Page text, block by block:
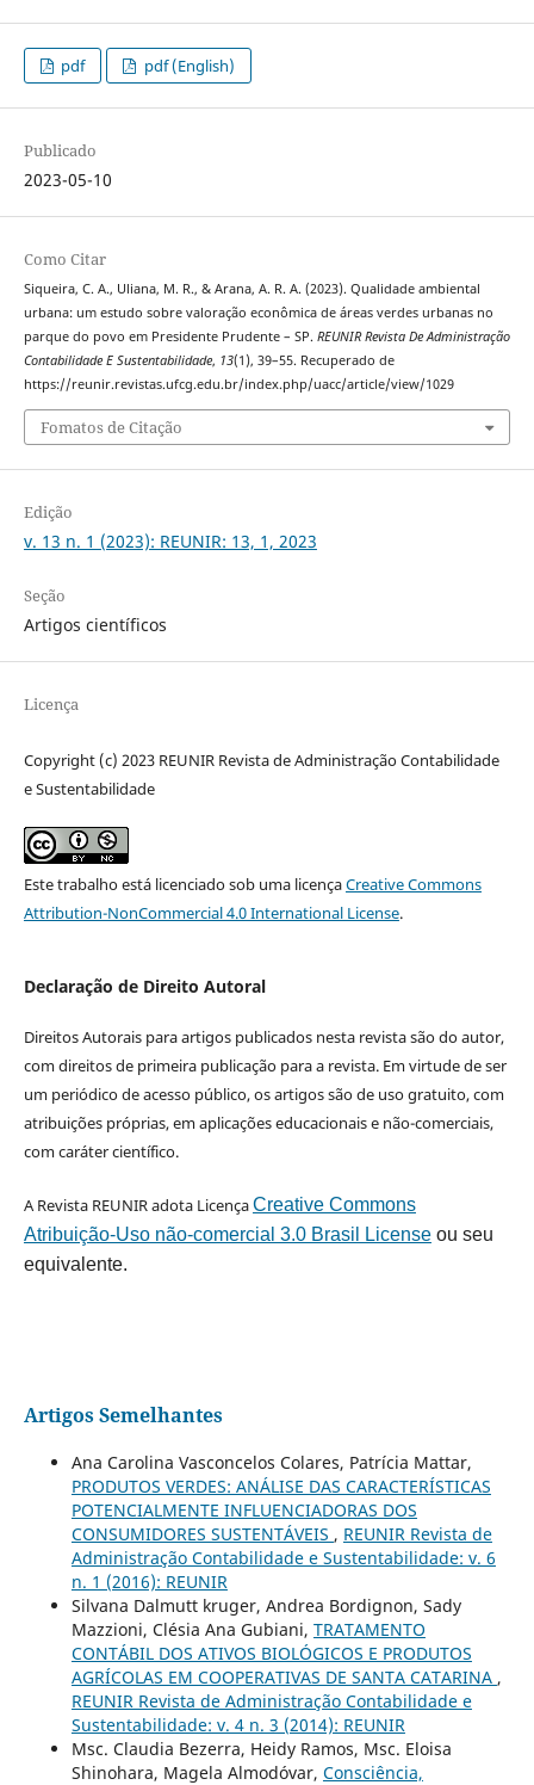
pdf pdf (English)
Publicado
2023-05-10
Como Citar
Siqueira, C. A., Uliana, M. R., & Arana, A. R. A. (2023). Qualidade ambiental
urbana: um estudo sobre valoração econômica de áreas verdes urbanas no
parque do povo em Presidente Prudente – SP. REUNIR Revista De Administração
Contabilidade E Sustentabilidade, 13(1), 39–55. Recuperado de
https://reunir.revistas.ufcg.edu.br/index.php/uacc/article/view/1029
Fomatos de Citação
Edição
v. 13 n. 1 (2023): REUNIR: 13, 1, 2023
Seção
Artigos científicos
Licença
Copyright (c) 2023 REUNIR Revista de Administração Contabilidade
e Sustentabilidade
Este trabalho está licenciado sob uma licençaCreative Commons
Attribution-NonCommercial 4.0 International License.
Declaração de Direito Autoral
Direitos Autorais para artigos publicados nesta revista são do autor,
com direitos de primeira publicação para a revista. Em virtude de ser
um periódico de acesso público, os artigos são de uso gratuito, com
atribuições próprias, em aplicações educacionais e não-comerciais,
com caráter científico.
A Revista REUNIR adota LicençaCreative Commons
Atribuição-Uso não-comercial 3.0 Brasil Licenseou seu
equivalente.
Artigos Semelhantes
Ana Carolina Vasconcelos Colares, Patrícia Mattar,
PRODUTOS VERDES: ANÁLISE DAS CARACTERÍSTICAS
POTENCIALMENTE INFLUENCIADORAS DOS
CONSUMIDORES SUSTENTÁVEIS , REUNIR Revista de
Administração Contabilidade e Sustentabilidade: v. 6
n. 1 (2016): REUNIR
Silvana Dalmutt kruger, Andrea Bordignon, Sady
Mazzioni, Clésia Ana Gubiani, TRATAMENTO
CONTÁBIL DOS ATIVOS BIOLÓGICOS E PRODUTOS
AGRÍCOLAS EM COOPERATIVAS DE SANTA CATARINA ,
REUNIR Revista de Administração Contabilidade e
Sustentabilidade: v. 4 n. 3 (2014): REUNIR
Msc. Claudia Bezerra, Heidy Ramos, Msc. Eloisa
Shinohara, Magela Almodóvar, Consciência,